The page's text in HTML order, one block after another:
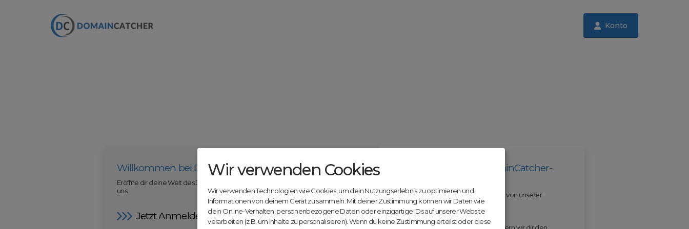
Konto
Willkommen bei DomainCatcher.com
Eröffne dir deine Welt des Domainhandels mit deiner kostenlosen Anmeldung bei
uns.
Jetzt Anmelden
Werde jetzt Teil der DomainCatcher-
Nutze unsere Erfahrung und profitiere von unserer
innovativen Plattform:
Mit Domex und ODM erleichtern wir dir den
Wir verwenden Cookies
Wir verwenden Technologien wie Cookies, um dein Nutzungserlebnis zu optimieren und
Informationen von deinem Gerät zu sammeln. Mit deiner Zustimmung können wir Daten wie
dein Online-Verhalten, personenbezogene Daten oder einzigartige IDs auf unserer Website
verarbeiten (z.B. um Inhalte zu personalisieren). Wenn du keine Zustimmung erteilst oder diese